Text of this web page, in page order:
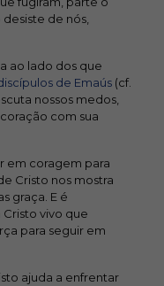
de nós,
ao lado dos que
de Emaús(cf.
nossos medos,
com sua
em coragem para
Cristo nos mostra
graça. E é
vivo que
para seguir em
ajuda a enfrentar